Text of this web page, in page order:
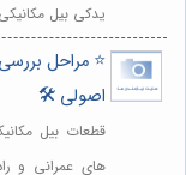
یدکی بیل
⭐️ مراحل
اصولی 🛠️
قطعات بیل
های عمرانی و